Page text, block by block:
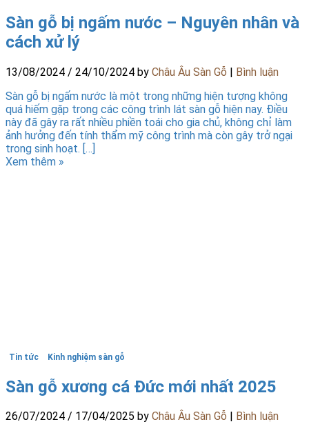
Sàn gỗ bị ngấm nước – Nguyên nhân và
cách xử lý
13/08/2024 / 24/10/2024 by Châu Âu Sàn Gỗ | Bình luận
Sàn gỗ bị ngấm nước là một trong những hiện tượng không
quá hiếm gặp trong các công trình lát sàn gỗ hiện nay. Điều
này đã gây ra rất nhiều phiền toái cho gia chủ, không chỉ làm
ảnh hưởng đến tính thẩm mỹ công trình mà còn gây trở ngại
trong sinh hoạt. […]
Xem thêm »
Tin tức Kinh nghiệm sàn gỗ
Sàn gỗ xương cá Đức mới nhất 2025
26/07/2024 / 17/04/2025 by Châu Âu Sàn Gỗ
Bình luận